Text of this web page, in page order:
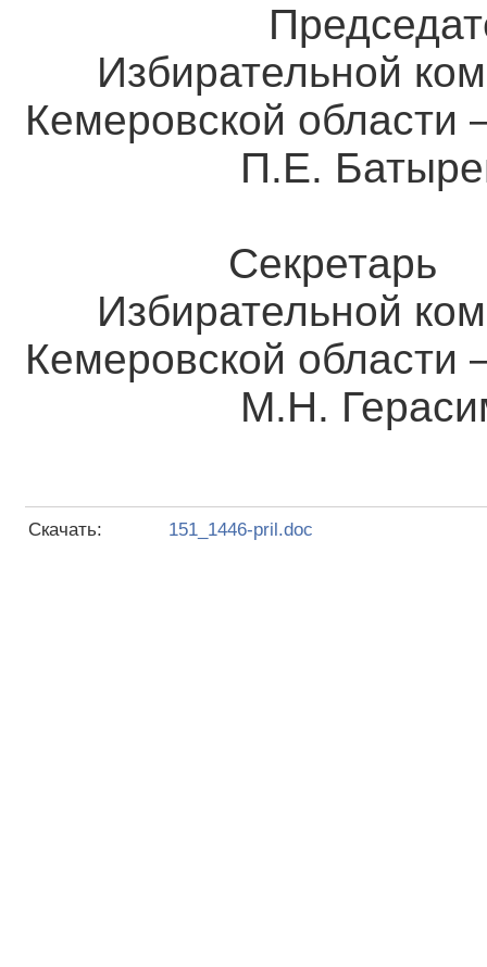
Избирательной
Кемеровской
П.Е.
Секретарь
Избирательной
Кемеровской
М.Н.
Скачать: 151_1446-pril.doc